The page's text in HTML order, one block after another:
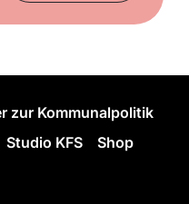
zur Kommunalpolitik
Studio KFS Shop